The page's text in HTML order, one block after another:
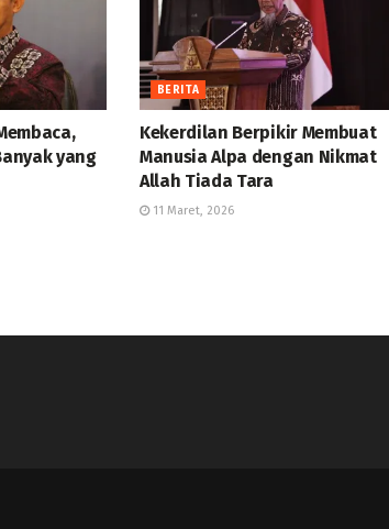
yang
BERITA
Kekerdilan Berpikir Membuat
Manusia Alpa dengan Nikmat
Allah Tiada Tara
11 Maret, 2026